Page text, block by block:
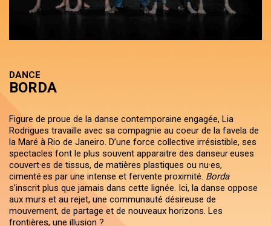
DANCE
BORDA
Figure de proue de la danse contemporaine engagée, Lia
Rodrigues travaille avec sa compagnie au coeur de la favela de
la Maré à Rio de Janeiro. D’une force collective irrésistible, ses
spectacles font le plus souvent apparaitre des danseur·euses
couvert·es de tissus, de matières plastiques ou nu·es,
cimenté·es par une intense et fervente proximité. Borda
s’inscrit plus que jamais dans cette lignée. Ici, la danse oppose
aux murs et au rejet, une communauté désireuse de
mouvement, de partage et de nouveaux horizons. Les
frontières, une illusion ?